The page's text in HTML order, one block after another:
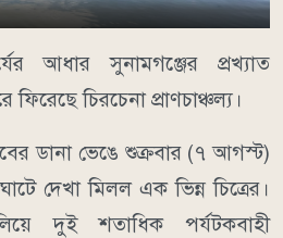
আধার সুনামগঞ্জের প্রখ্যাত
ফিরেছে চিরচেনা প্রাণচাঞ্চল্য।
ডানা ভেঙে শুক্রবার (৭ আগস্ট)
দেখা মিলল এক ভিন্ন চিত্রের।
দুই শতাধিক পর্যটকবাহী